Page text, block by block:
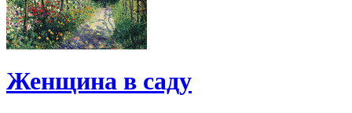
Женщина в саду